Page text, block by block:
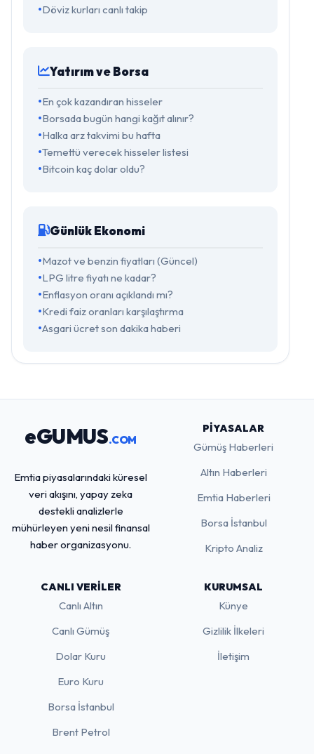
Döviz kurları canlı takip
Yatırım ve Borsa
En çok kazandıran hisseler
Borsada bugün hangi kağıt alınır?
Halka arz takvimi bu hafta
Temettü verecek hisseler listesi
Bitcoin kaç dolar oldu?
Günlük Ekonomi
Mazot ve benzin fiyatları (Güncel)
LPG litre fiyatı ne kadar?
Enflasyon oranı açıklandı mı?
Kredi faiz oranları karşılaştırma
Asgari ücret son dakika haberi
eGUMUS.COM
Emtia piyasalarındaki küresel
veri akışını, yapay zeka
destekli analizlerle
mühürleyen yeni nesil finansal
haber organizasyonu.
PIYASALAR
Gümüş Haberleri
Altın Haberleri
Emtia Haberleri
Borsa İstanbul
Kripto Analiz
CANLI VERILER
Canlı Altın
Canlı Gümüş
Dolar Kuru
Euro Kuru
Borsa İstanbul
Brent Petrol
KURUMSAL
Künye
Gizlilik İlkeleri
İletişim